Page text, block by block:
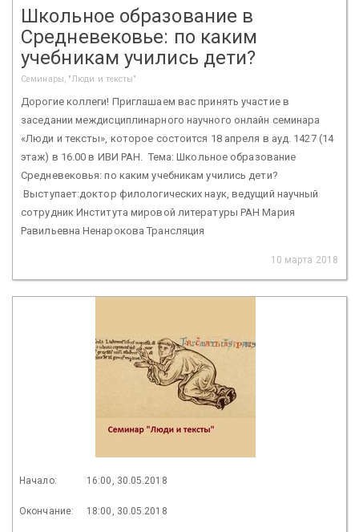
Школьное образование в
Средневековье: по каким
учебникам учились дети?
Семинары, "Люди и тексты"
Дорогие коллеги! Приглашаем вас принять участие в
заседании междисциплинарного научного онлайн семинара
«Люди и тексты», которое состоится 18 апреля в ауд. 1427 (14
этаж) в 16.00 в ИВИ РАН. Тема: Школьное образование
Средневековья: по каким учебникам учились дети?
Выступает:доктор филологических наук, ведущий научный
сотрудник Института мировой литературы РАН Мария
Равильевна Ненарокова Трансляция
10 марта 2018
Начало: 16:00, 30.05.2018
Окончание: 18:00, 30.05.2018